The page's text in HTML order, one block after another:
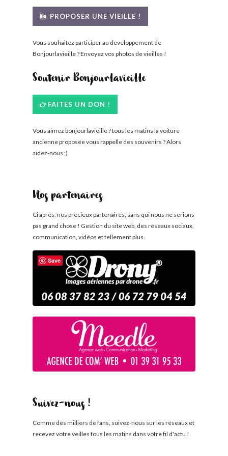
PROPOSER UNE VIEILLE !
Vous souhaitez participer au développement de
Bonjourlavieille ? Envoyez vos photos de vieilles !
Soutenir Bonjourlavieille
FAITES UN DON !
Vous aimez bonjourlavieille ? tous les matins la voiture
ancienne proposée vous rappelle des souvenirs ? Alors
aidez-nous ;)
Nos partenaires
Ci après, nos précieux partenaires, sans qui nous ne serions
pas grand chose ! Gestion du site web, des réseaux sociaux,
communication, vidéos et tellement plus.
Suivez-nous !
Comme des milliers de fans, suivez-nous sur les réseaux et
recevez votre veilles tous les matins dans votre fil d'actu !
Save